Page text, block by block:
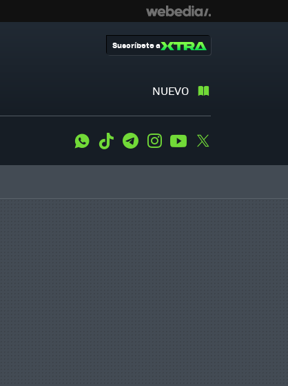
NUEVO
Suscríbete a
WhatsApp
Tiktok TelegramInstagramYoutube